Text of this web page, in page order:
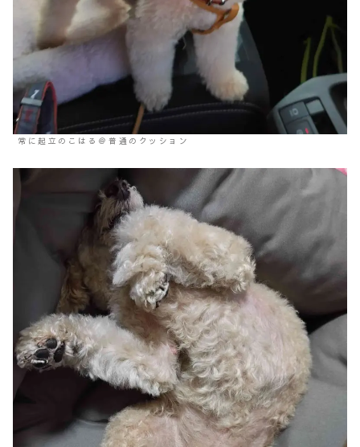
常に起立のこはる＠普通のクッション